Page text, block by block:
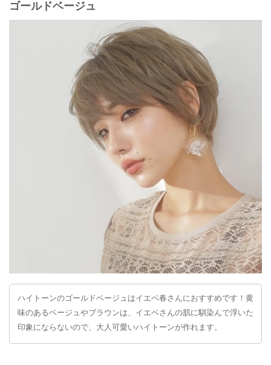
ゴールドベージュ
ハイトーンのゴールドベージュはイエベ春さんにおすすめです！黄
味のあるベージュやブラウンは、イエベさんの肌に馴染んで浮いた
印象にならないので、大人可愛いハイトーンが作れます。